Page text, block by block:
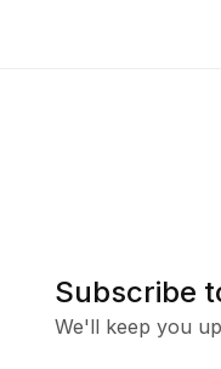
Subscribe
We'll keep you